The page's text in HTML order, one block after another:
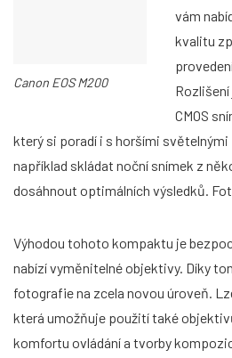
Canon EOS M200
vám
kvalitu
Rozlišení
CMOS
který si poradí i s horšími
například skládat noční snímek z
dosáhnout optimálních výsledků.
Výhodou tohoto kompaktu je
nabízí vyměnitelné objektivy. Díky
fotografie na zcela novou úroveň.
která umožňuje použití také
komfortu ovládání a tvorby